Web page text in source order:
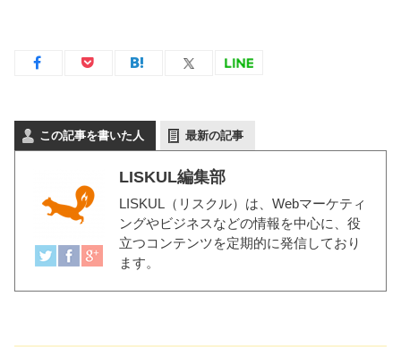
この記事を書いた人 最新の記事
LISKUL編集部
LISKUL（リスクル） は、Webマーケティ
ングやビジネスなどの情報を中心に、役
立つコンテンツを定期的に発信しており
ます。